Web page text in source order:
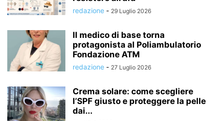
redazione - 29 Luglio 2026
Il medico di base torna
protagonista al Poliambulatorio
Fondazione ATM
redazione - 27 Luglio 2026
Crema solare: come scegliere
l’SPF giusto e proteggere la pelle
dai...